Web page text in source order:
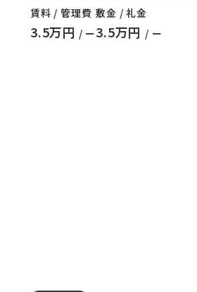
賃料 / 管理費
3.5万円 / ー
敷金 / 礼金
3.5万円 / ー